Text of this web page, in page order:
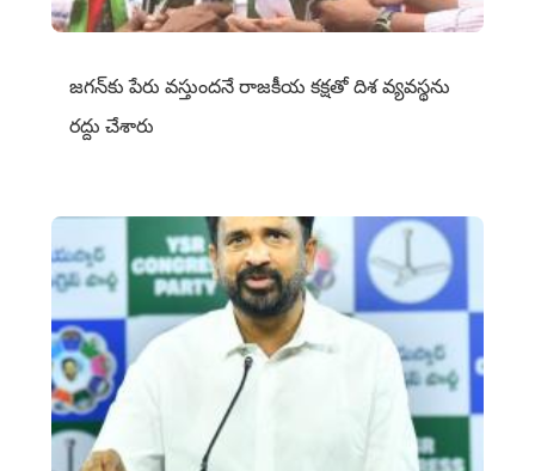
జగన్‌కు పేరు వస్తుందనే రాజకీయ కక్షతో దిశ వ్య‌వ‌స్థ‌ను
రద్దు చేశారు